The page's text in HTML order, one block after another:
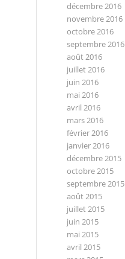
décembre 2016
novembre 2016
octobre 2016
septembre 2016
août 2016
juillet 2016
juin 2016
mai 2016
avril 2016
mars 2016
février 2016
janvier 2016
décembre 2015
octobre 2015
septembre 2015
août 2015
juillet 2015
juin 2015
mai 2015
avril 2015